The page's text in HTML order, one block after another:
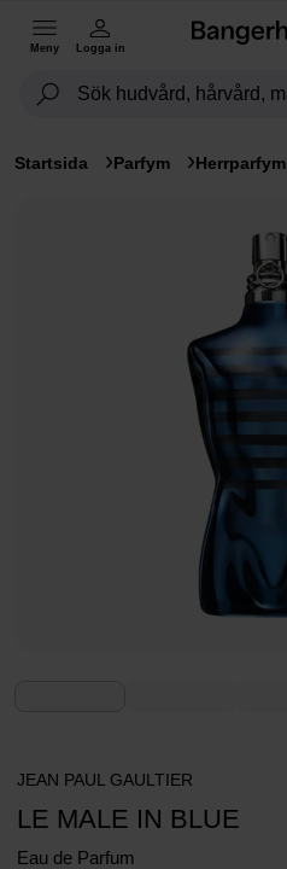
Meny Logga in
Startsida Parfym Herrparfym
JEAN PAUL GAULTIER
LE MALE IN BLUE
Eau de Parfum